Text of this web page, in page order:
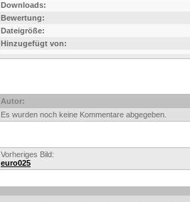
Downloads:
Bewertung:
Dateigröße:
Hinzugefügt von:
Autor:
Es wurden noch keine Kommentare abgegeben.
Vorheriges Bild:
euro025